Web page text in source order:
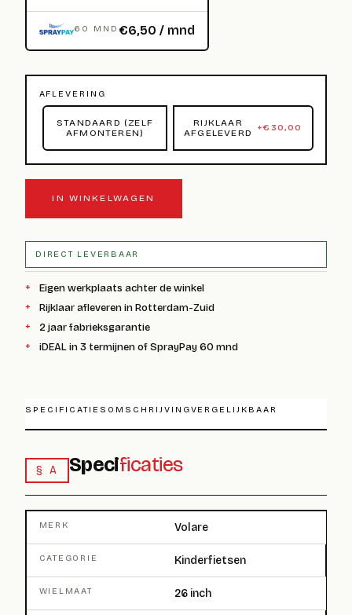
60 MND€6,50 / mnd
AFLEVERING
STANDAARD (ZELF
AFMONTEREN)
RIJKLAAR
AFGELEVERD
+€ 30,00
IN WINKELWAGEN
DIRECT LEVERBAAR
Eigen werkplaats achter de winkel
Rijklaar afleveren in Rotterdam-Zuid
2 jaar fabrieksgarantie
iDEAL in 3 termijnen of SprayPay 60 mnd
SPECIFICATIES OMSCHRIJVINGVERGELIJKBAAR
§ A Specificaties
MERK Volare
CATEGORIE Kinderfietsen
WIELMAAT 26 inch